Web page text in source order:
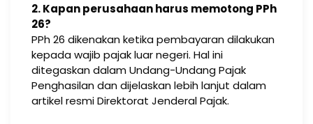
2. Kapan perusahaan harus memotong PPh
26?
PPh 26 dikenakan ketika pembayaran dilakukan
kepada wajib pajak luar negeri. Hal ini
ditegaskan dalam Undang-Undang Pajak
Penghasilan dan dijelaskan lebih lanjut dalam
artikel resmi Direktorat Jenderal Pajak.